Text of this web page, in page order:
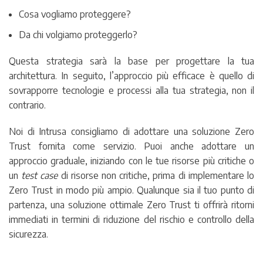
Cosa vogliamo proteggere?
Da chi volgiamo proteggerlo?
Questa strategia sarà la base per progettare la tua
architettura. In seguito, l’approccio più efficace è quello di
sovrapporre tecnologie e processi alla tua strategia, non il
contrario.
Noi di Intrusa consigliamo di adottare una soluzione Zero
Trust fornita come servizio. Puoi anche adottare un
approccio graduale, iniziando con le tue risorse più critiche o
un test casedi risorse non critiche, prima di implementare lo
Zero Trust in modo più ampio. Qualunque sia il tuo punto di
partenza, una soluzione ottimale Zero Trust ti offrirà ritorni
immediati in termini di riduzione del rischio e controllo della
sicurezza.